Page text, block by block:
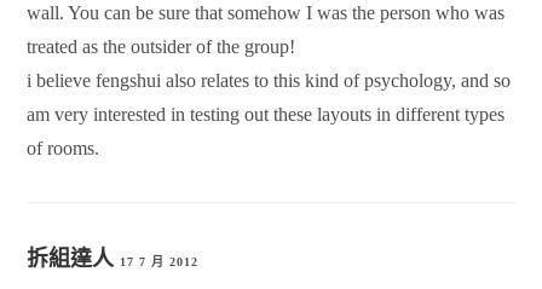
wall. You can be sure that somehow I was the person who was
treated as the outsider of the group!
i believe fengshui also relates to this kind of psychology, and so
am very interested in testing out these layouts in different types
of rooms.
拆組達人 17 7 月 2012